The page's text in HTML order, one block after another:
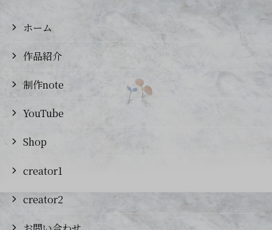
ホーム
作品紹介
制作note
YouTube
Shop
creator1
creator2